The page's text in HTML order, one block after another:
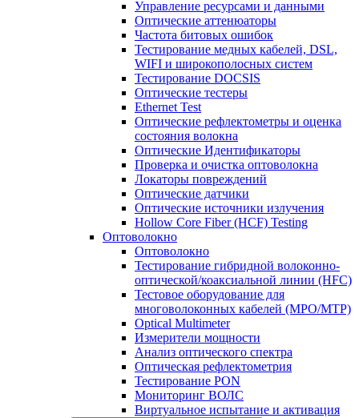
Управление ресурсами и данными
Оптические aттенюаторы
Частота битовых ошибок
Тестирование медных кабелей, DSL,
WIFI и широкополосных систем
Тестирование DOCSIS
Оптические тестеры
Ethernet Test
Оптические рефлектометры и оценка
состояния волокна
Оптические Идентификаторы
Проверка и очистка оптоволокна
Локаторы повреждений
Оптические датчики
Оптические источники излучения
Hollow Core Fiber (HCF) Testing
Оптоволокно
Оптоволокно
Тестирование гибридной волоконно-
оптической/коаксиальной линии (HFC)
Тестовое оборудование для
многоволоконных кабелей (MPO/MTP)
Optical Multimeter
Измерители мощности
Анализ оптического спектра
Оптическая рефлектометрия
Тестирование PON
Мониторинг ВОЛС
Виртуальное испытание и активация